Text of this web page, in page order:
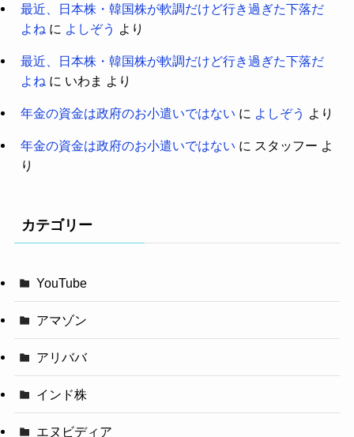
最近、日本株・韓国株が軟調だけど行き過ぎた下落だ
よね に よしぞう より
最近、日本株・韓国株が軟調だけど行き過ぎた下落だ
よね に いわま より
年金の資金は政府のお小遣いではない に よしぞう より
年金の資金は政府のお小遣いではない に スタッフー よ
り
カテゴリー
YouTube
アマゾン
アリババ
インド株
エヌビディア